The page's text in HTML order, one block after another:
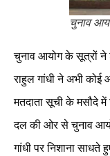
चुनाव
चुनाव आयोग के सूत्रों ने
राहुल गांधी ने अभी कोई
मतदाता सूची के मसौदे में
दल की ओर से चुनाव
गांधी पर निशाना